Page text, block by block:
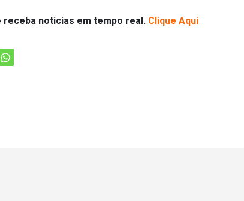
receba noticias em tempo real. Clique Aqui